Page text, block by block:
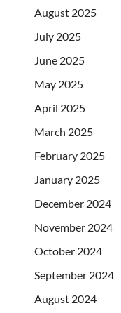
August 2025
July 2025
June 2025
May 2025
April 2025
March 2025
February 2025
January 2025
December 2024
November 2024
October 2024
September 2024
August 2024